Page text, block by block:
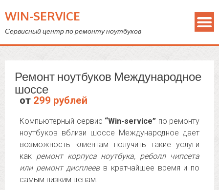
WIN-SERVICE
Сервисный центр по ремонту ноутбуков
Ремонт ноутбуков Международное
шоссе
от 299 рублей
Компьютерный сервис “Win-service” по ремонту
ноутбуков вблизи шоссе Международное дает
возможность клиентам получить такие услуги
как ремонт корпуса ноутбука, реболл чипсета
или ремонт дисплеевв кратчайшее время и по
самым низким ценам.